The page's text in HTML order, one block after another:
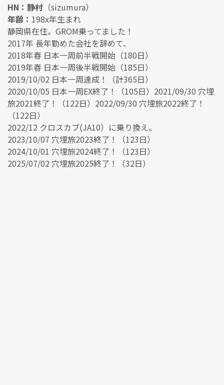
HN：静村 （sizumura）
年齢： 198x年生まれ
静岡県在住。GROM乗ってました！
2017年 長年勤めた会社を辞めて、
2018年春 日本一周前半戦開始（180日）
2019年春 日本一周後半戦開始（185日）
2019/10/02 日本一周達成！（計365日）
2020/10/05 日本一周EX終了！（105日）2021/09/30 穴埋
旅2021終了！（122日）2022/09/30 穴埋旅2022終了！
（122日）
2022/12 クロスカブ(JA10）に乗り換え。
2023/10/07 穴埋旅2023終了！（123日）
2024/10/01 穴埋旅2024終了！（123日）
2025/07/02 穴埋旅2025終了！（32日）